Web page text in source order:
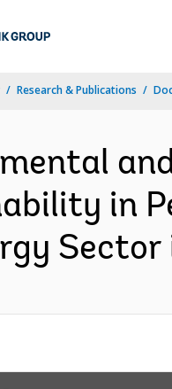
Research & Publications
in
Sector